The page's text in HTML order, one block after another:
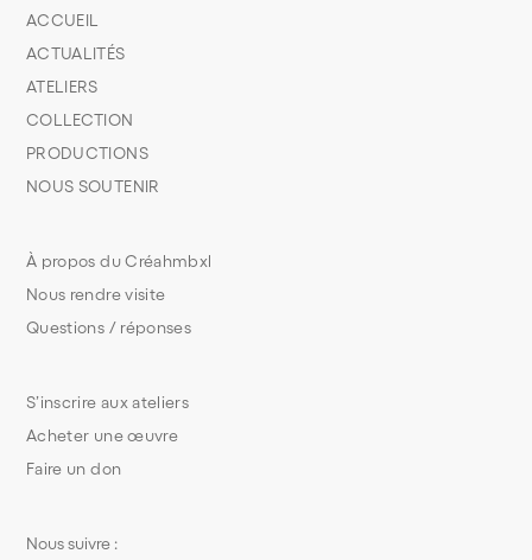
S’inscrire aux ateliers
Acheter une œuvre
Faire un don
À propos du Créahmbxl
Nous rendre visite
Questions / réponses
ACCUEIL
ACTUALITÉS
ATELIERS
COLLECTION
PRODUCTIONS
NOUS SOUTENIR
Nous suivre :